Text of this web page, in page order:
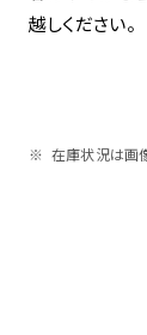
越しください。
在庫状況は画